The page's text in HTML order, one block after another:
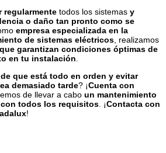
regularmente todos los sistemas y
o daño tan pronto como se
empresa especializada en la
de sistemas eléctricos, realizamos
garantizan condiciones óptimas de
en tu instalación.
que está todo en orden y evitar
demasiado tarde? ¡Cuenta con
de llevar a cabo un mantenimiento
todos los requisitos. ¡Contacta con
!